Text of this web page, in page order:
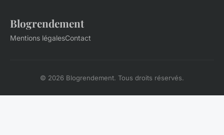
Blogrendement
Mentions légalesContact
© 2026 Blogrendement. Tous droits réservés.